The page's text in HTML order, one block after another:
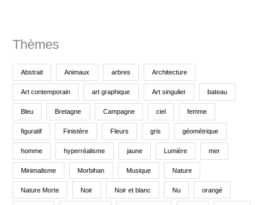
Thèmes
Abstrait Animaux arbres Architecture
Art contemporain art graphique Art singulier bateau
Bleu Bretagne Campagne ciel femme
figuratif Finistère Fleurs gris géométrique
homme hyperréalisme jaune Lumière mer
Minimalisme Morbihan Musique Nature
Nature Morte Noir Noir et blanc Nu orangé